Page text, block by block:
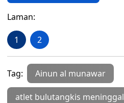
Laman:
1 2
Tag: Ainun al munawar
atlet bulutangkis meninggal